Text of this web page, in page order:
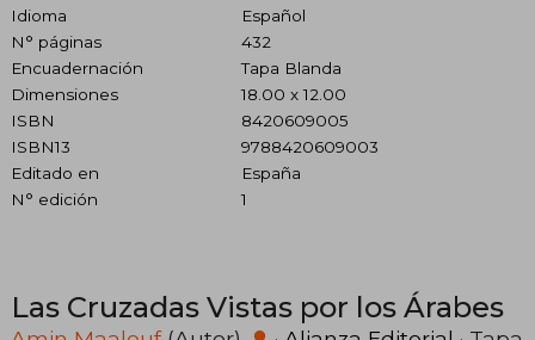
Idioma
Español
N° páginas
432
Encuadernación
Tapa Blanda
Dimensiones
18.00 x 12.00
ISBN
8420609005
ISBN13
9788420609003
Editado en
España
N° edición
1
Las Cruzadas Vistas por los Árabes